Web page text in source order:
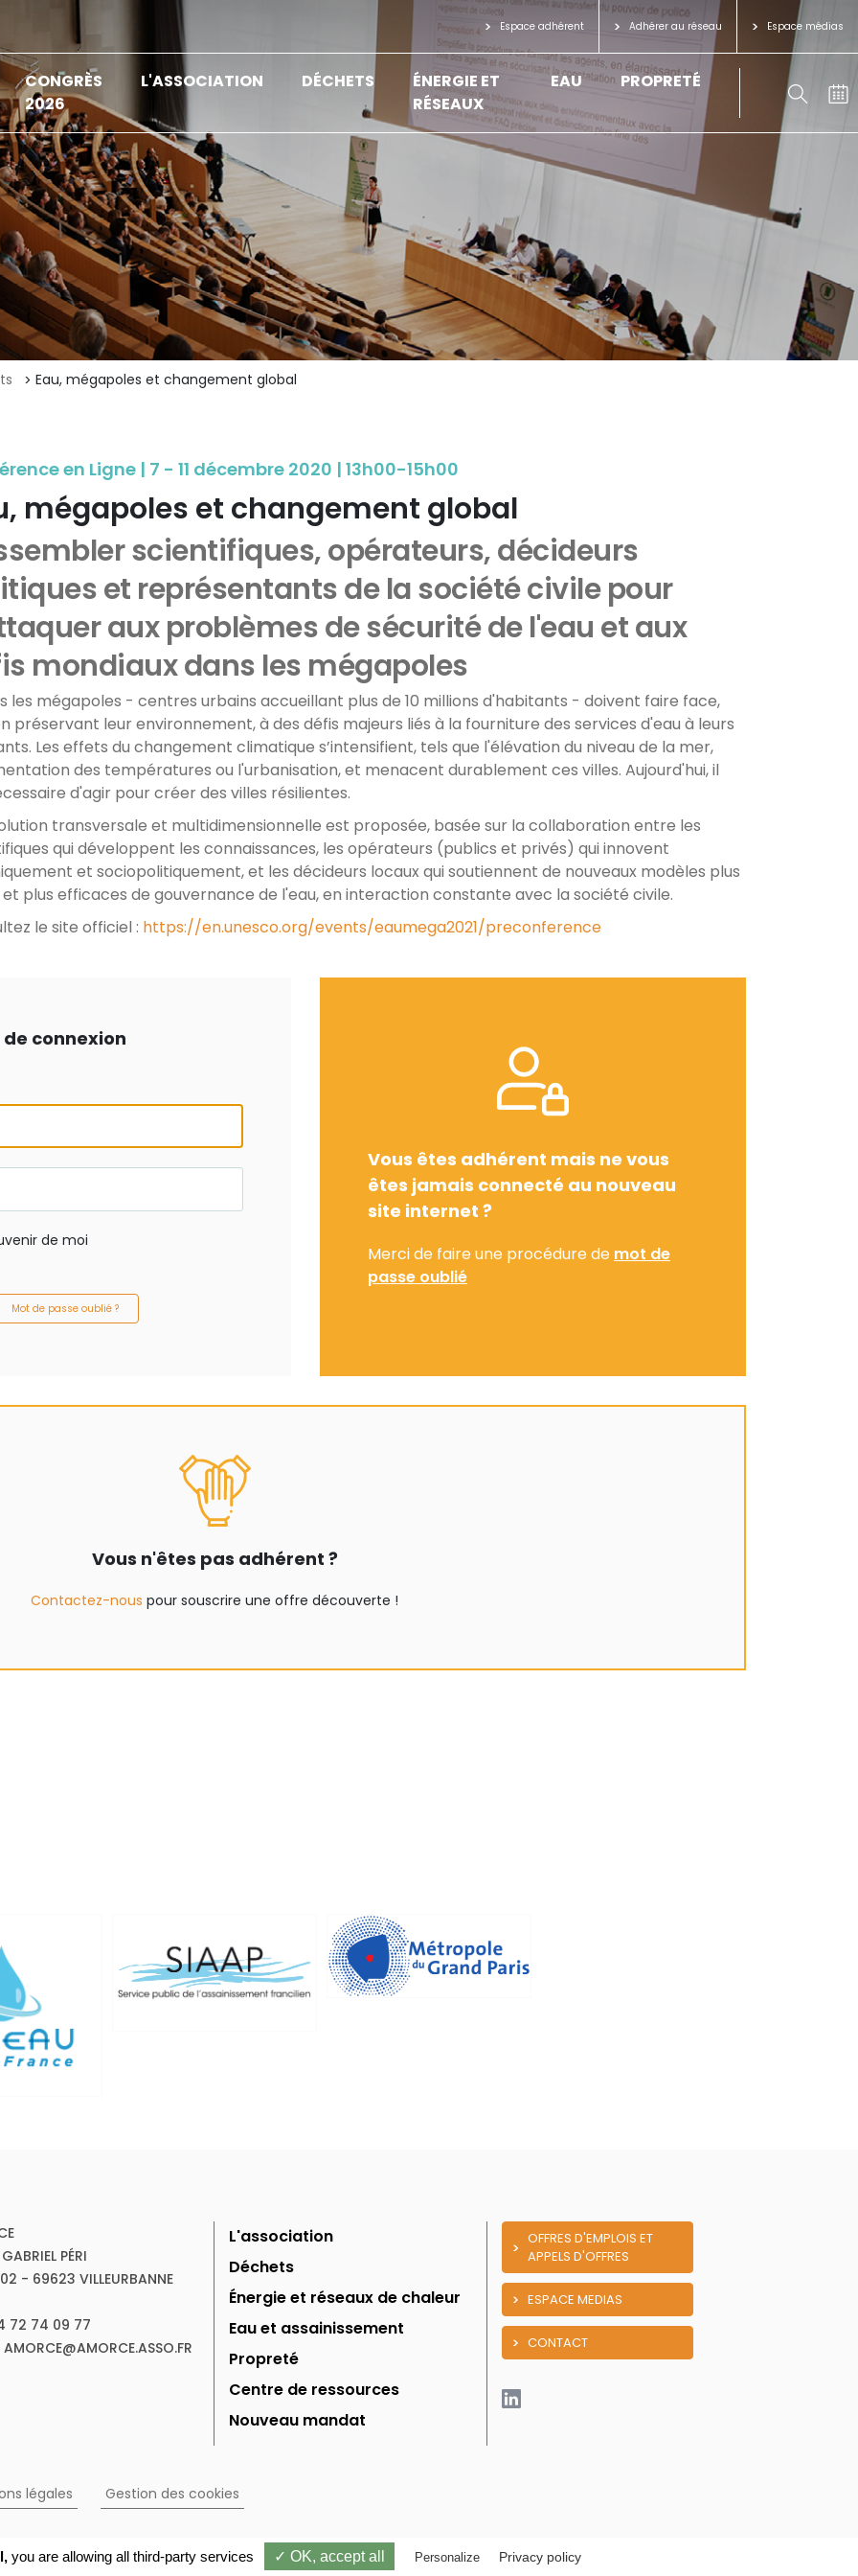
Espace adhérent Adhérer au réseau Espace médias
CONGRÈS
2026
L'ASSOCIATION DÉCHETS
ÉNERGIE ET
RÉSEAUX
EAU PROPRETÉ
Eau, mégapoles et changement global
en Ligne | 7 - 11 décembre 2020 | 13h00-15h00
mégapoles et changement global
scientifiques, opérateurs, décideurs
et représentants de la société civile pour
aux problèmes de sécurité de l'eau et aux
mondiaux dans les mégapoles
les mégapoles - centres urbains accueillant plus de 10 millions d'habitants - doivent faire face,
préservant leur environnement, à des défis majeurs liés à la fourniture des services d'eau à leurs
Les effets du changement climatique s’intensifient, tels que l'élévation du niveau de la mer,
des températures ou l'urbanisation, et menacent durablement ces villes. Aujourd'hui, il
d'agir pour créer des villes résilientes.
transversale et multidimensionnelle est proposée, basée sur la collaboration entre les
qui développent les connaissances, les opérateurs (publics et privés) qui innovent
et sociopolitiquement, et les décideurs locaux qui soutiennent de nouveaux modèles plus
et plus efficaces de gouvernance de l'eau, en interaction constante avec la société civile.
le site officiel : https://en.unesco.org/events/eaumega2021/preconference
connexion
de moi
Mot de passe oublié ?
Vous êtes adhérent mais ne vous
êtes jamais connecté au nouveau
site internet ?
Merci de faire une procédure de mot de
passe oublié
Vous n'êtes pas adhérent ?
Contactez-nous pour souscrire une offre découverte !
PÉRI
- 69623 VILLEURBANNE
72 74 09 77
AMORCE@AMORCE.ASSO.FR
L'association
Déchets
Énergie et réseaux de chaleur
Eau et assainissement
Propreté
Centre de ressources
Nouveau mandat
OFFRES D'EMPLOIS ET
APPELS D'OFFRES
ESPACE MEDIAS
CONTACT
légales Gestion des cookies
you are allowing all third-party services ✓ OK, accept all Personalize Privacy policy